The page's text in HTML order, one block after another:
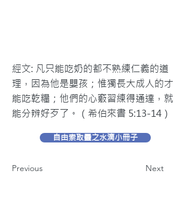
經文: 凡只能吃奶的都不熟練仁義的道
理，因為他是嬰孩；惟獨長大成人的才
能吃乾糧；他們的心竅習練得通達，就
能分辨好歹了。（希伯來書 5:13-14）
自由索取靈之水滴小冊子
Previous Next